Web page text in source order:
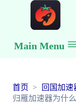
Main Menu
首页
回国加速
归雁加速器为什